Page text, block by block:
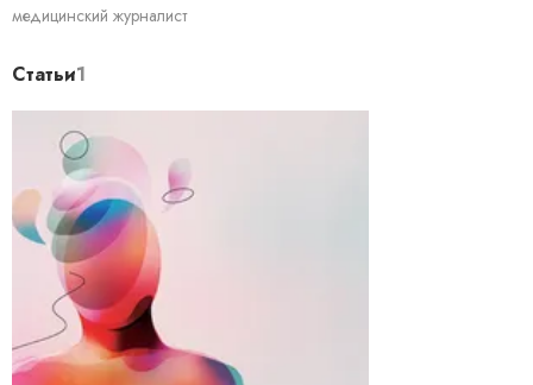
медицинский журналист
Статьи1